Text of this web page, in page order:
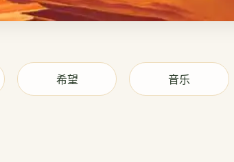
希望 音乐